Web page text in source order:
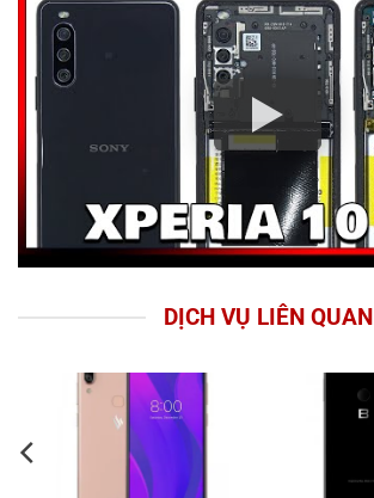
DỊCH VỤ LIÊN QUAN